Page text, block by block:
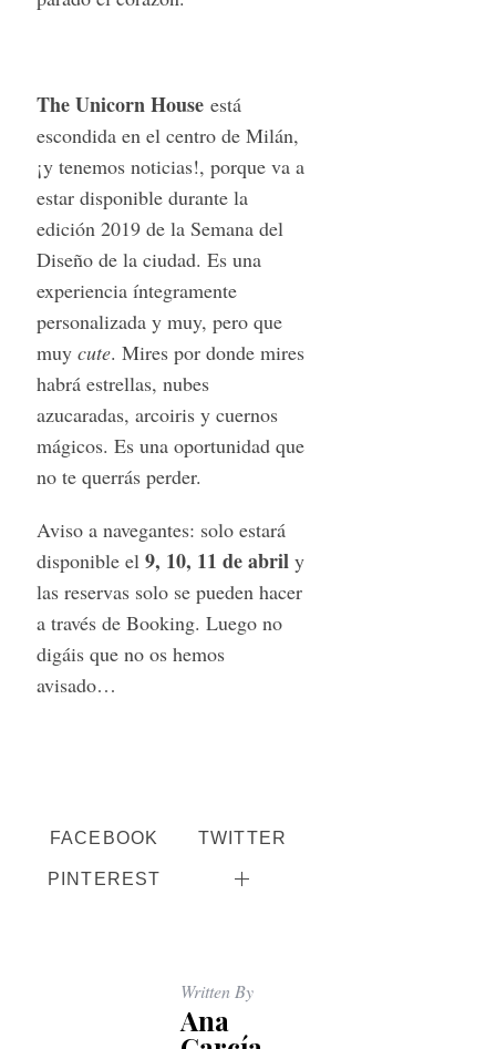
The Unicorn House está
escondida en el centro de Milán,
¡y tenemos noticias!, porque va a
estar disponible durante la
edición 2019 de la Semana del
Diseño de la ciudad. Es una
experiencia íntegramente
personalizada y muy, pero que
muy cute. Mires por donde mires
habrá estrellas, nubes
azucaradas, arcoiris y cuernos
mágicos. Es una oportunidad que
no te querrás perder.
Aviso a navegantes: solo estará
disponible el 9, 10, 11 de abril y
las reservas solo se pueden hacer
a través de Booking. Luego no
digáis que no os hemos
avisado…
FACEBOOK TWITTER
PINTEREST
Written By
Ana
c
f